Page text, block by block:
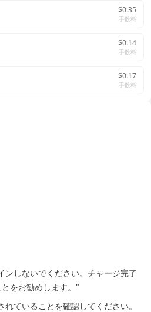
$0.35
手数料
$0.14
手数料
$0.17
手数料
ンしないでください。チャージ完了
をお勧めします。"
ていることを確認してください。